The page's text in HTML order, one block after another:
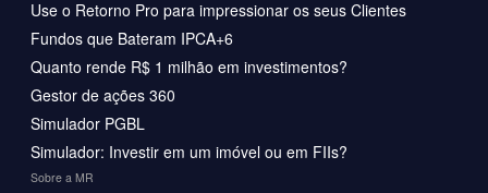
Use o Retorno Pro para impressionar os seus Clientes
Fundos que Bateram IPCA+6
Quanto rende R$ 1 milhão em investimentos?
Gestor de ações 360
Simulador PGBL
Simulador: Investir em um imóvel ou em FIIs?
Sobre a MR